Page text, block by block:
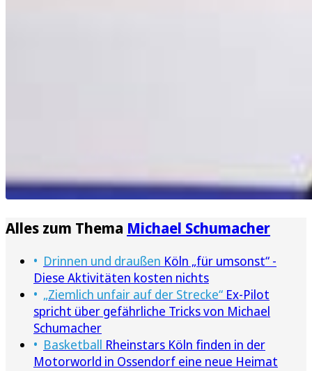
Alles zum Thema Michael Schumacher
Drinnen und draußen Köln „für umsonst“ -
Diese Aktivitäten kosten nichts
„Ziemlich unfair auf der Strecke“ Ex-Pilot
spricht über gefährliche Tricks von Michael
Schumacher
Basketball Rheinstars Köln finden in der
Motorworld in Ossendorf eine neue Heimat